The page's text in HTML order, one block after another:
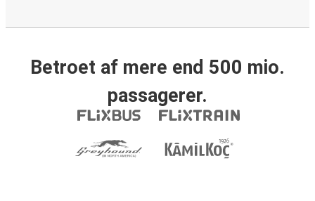
Betroet af mere end 500 mio.
passagerer.